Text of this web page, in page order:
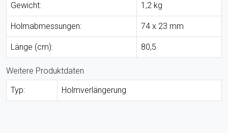
Gewicht: 1,2 kg
Holmabmessungen: 74 x 23 mm
Länge (cm): 80,5
Weitere Produktdaten
Typ:
Holmverlängerung